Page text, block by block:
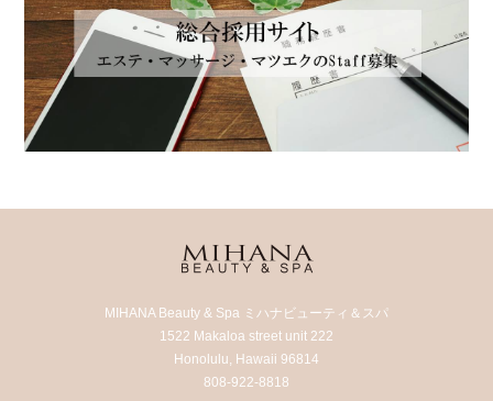
MIHANA Beauty & Spa ミハナビューティ＆スパ
1522 Makaloa street unit 222
Honolulu, Hawaii 96814
808-922-8818